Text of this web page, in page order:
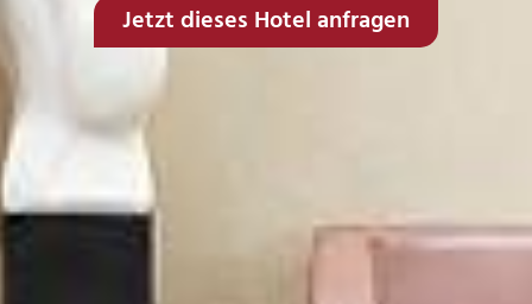
Jetzt dieses Hotel anfragen